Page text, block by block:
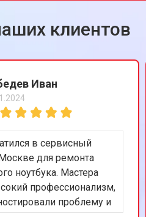
клиентов
Иван
в сервисный
для ремонта
ноутбука. Мастера
профессионализм,
проблему и